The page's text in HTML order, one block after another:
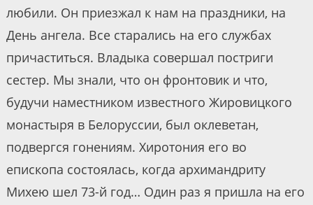
любили. Он приезжал к нам на праздники, на
День ангела. Все старались на его службах
причаститься. Владыка совершал постриги
сестер. Мы знали, что он фронтовик и что,
будучи наместником известного Жировицкого
монастыря в Белоруссии, был оклеветан,
подвергся гонениям. Хиротония его во
епископа состоялась, когда архимандриту
Михею шел 73-й год… Один раз я пришла на его